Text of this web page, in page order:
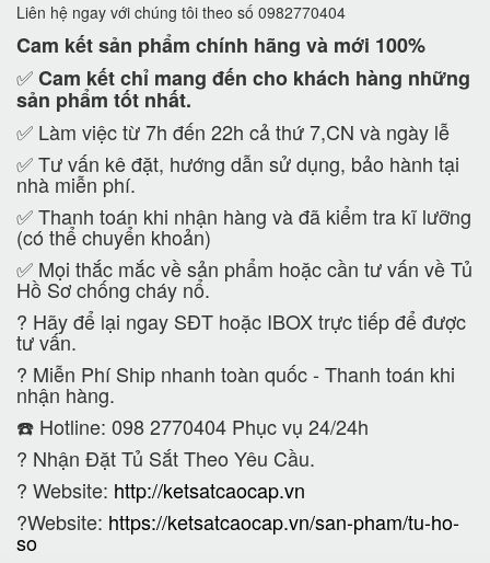
Liên hệ ngay với chúng tôi theo số 0982770404
Cam kếtsản phẩm chính hãng và mới 100%
✅Cam kếtchỉ mang đến cho khách hàng những
sản phẩm tốt nhất.
✅ Làm việc từ 7h đến 22h cả thứ 7,CN và ngày lễ
✅ Tư vấn kê đặt, hướng dẫn sử dụng, bảo hành tại
nhà miễn phí.
✅ Thanh toán khi nhận hàng và đã kiểm tra kĩ lưỡng
(có thể chuyển khoản)
✅ Mọi thắc mắc về sản phẩm hoặc cần tư vấn về Tủ
Hồ Sơ chống cháy nổ.
? Hãy để lại ngay SĐT hoặc IBOX trực tiếp để được
tư vấn.
? Miễn Phí Ship nhanh toàn quốc - Thanh toán khi
nhận hàng.
☎️ Hotline: 098 2770404 Phục vụ 24/24h
? Nhận Đặt Tủ Sắt Theo Yêu Cầu.
? Website: http://ketsatcaocap.vn
?Website: https://ketsatcaocap.vn/san-pham/tu-ho-
so